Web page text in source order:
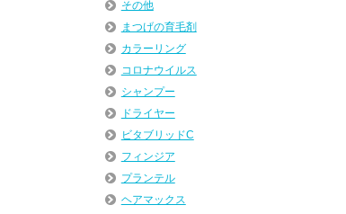
その他
まつげの育毛剤
カラーリング
コロナウイルス
シャンプー
ドライヤー
ビタブリッドC
フィンジア
プランテル
ヘアマックス